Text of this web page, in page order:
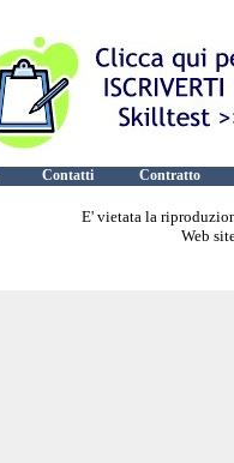
Contatti Contratto
E' vietata la
Web